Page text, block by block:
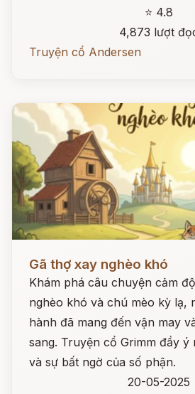
⭐ 4.8
4,873 lượt
Truyện cổ Andersen
Gã thợ xay nghèo khó
Khám phá câu chuyện cảm
nghèo khó và chú mèo kỳ lạ,
hành đã mang đến vận may
sang. Truyện cổ Grimm đầy ý
và sự bất ngờ của số phận.
20-05-2025